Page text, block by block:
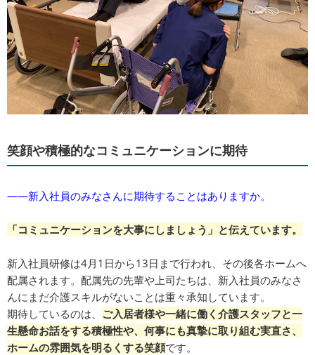
笑顔や積極的なコミュニケーションに期待
――新入社員のみなさんに期待することはありますか。
「コミュニケーションを大事にしましょう」と伝えています。
新入社員研修は4月1日から13日まで行われ、その後各ホームへ
配属されます。配属先の先輩や上司たちは、新入社員のみなさ
んにまだ介護スキルがないことは重々承知しています。
期待しているのは、 ご入居者様や一緒に働く介護スタッフと一
生懸命お話をする積極性や、何事にも真摯に取り組む実直さ、
ホームの雰囲気を明るくする笑顔です。